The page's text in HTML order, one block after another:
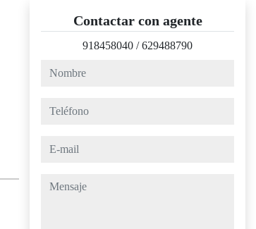
Contactar con agente
918458040 /629488790
nombre
teléfono
e-mail
mensaje